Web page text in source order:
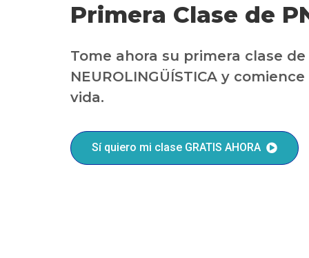
Primera Clase de
Tome ahora su primera clase de
NEUROLINGÜÍSTICA y
vida.
Sí quiero mi clase GRATIS AHORA